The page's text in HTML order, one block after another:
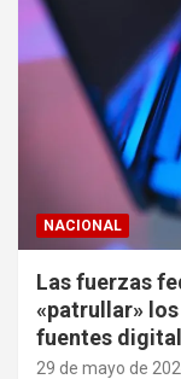
NACIONAL
Las fuerzas
«patrullar»
fuentes
29 de mayo de